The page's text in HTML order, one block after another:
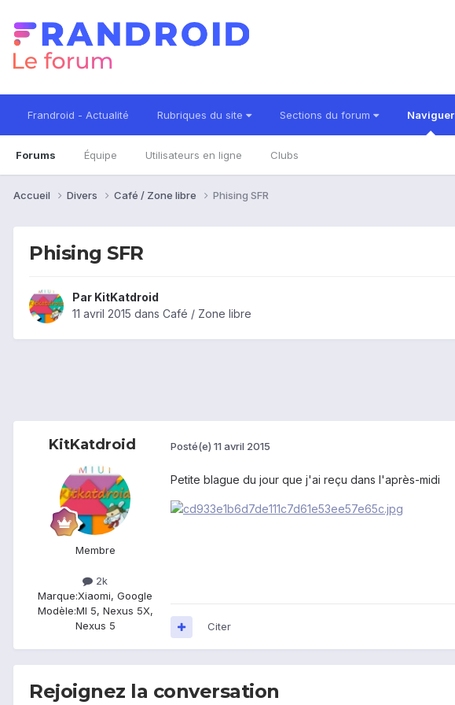
Frandroid - Actualité Rubriques du site Sections du forum Naviguer
Forums Équipe Utilisateurs en ligne Clubs
Accueil Divers Café / Zone libre Phising SFR
Phising SFR
Par KitKatdroid
11 avril 2015 dans Café / Zone libre
KitKatdroid
Membre
2k
Marque:Xiaomi, Google
Modèle:MI 5, Nexus 5X,
Nexus 5
Posté(e) 11 avril 2015
Petite blague du jour que j'ai reçu dans l'après-midi
Citer
Rejoignez la conversation